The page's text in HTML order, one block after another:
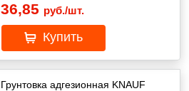
36,85 руб./шт.
Купить
Грунтовка адгезионная KNAUF